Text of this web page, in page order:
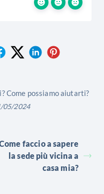
Come possiamo aiutarti?
05/2024
faccio a sapere
la sede più vicina a
casa mia?